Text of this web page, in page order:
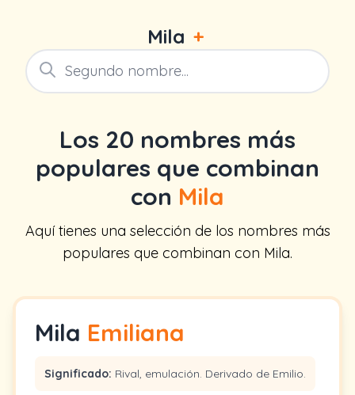
Mila +
Los 20 nombres más
populares que combinan
con Mila
Aquí tienes una selección de los nombres más
populares que combinan con Mila.
Mila Emiliana
Significado: Rival, emulación. Derivado de Emilio.